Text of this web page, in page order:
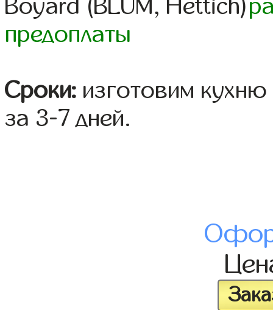
Boyard (BLUM, Hettich)
предоплаты
Сроки: изготовим
за 3-7 дней.